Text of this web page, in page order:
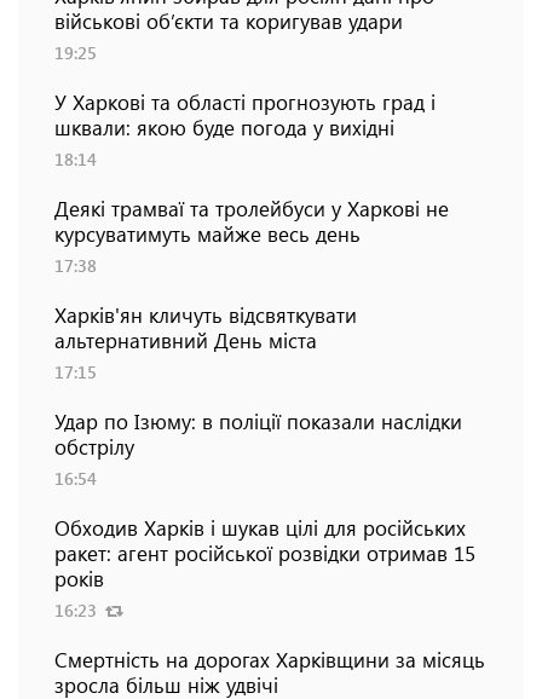
військові об’єкти та коригував удари
19:25
У Харкові та області прогнозують град і
шквали: якою буде погода у вихідні
18:14
Деякі трамваї та тролейбуси у Харкові не
курсуватимуть майже весь день
17:38
Харків'ян кличуть відсвяткувати
альтернативний День міста
17:15
Удар по Ізюму: в поліції показали наслідки
обстрілу
16:54
Обходив Харків і шукав цілі для російських
ракет: агент російської розвідки отримав 15
років
16:23
Смертність на дорогах Харківщини за місяць
зросла більш ніж удвічі